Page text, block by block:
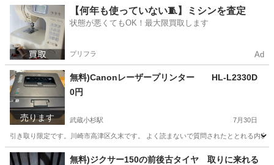
神奈川 川崎市 武蔵小杉駅 その他
【何年も使っていない🧵】ミシンを査定
状態が悪くてもOK！最大限買取します
プリフラ Ad
売ります
無料)Canonレーザープリンター HL-L2330D
0円
武蔵小杉駅 7月30日
引き取り限定です。川崎市高津区久末です。 よく読まないで質問されたととれる内
神奈川 川崎市 武蔵小杉駅 プリンター
無料)ジクサー150の前後古タイヤ 取りに来れる